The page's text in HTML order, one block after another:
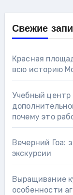
Свежие
Красная
всю историю
Учебный центр
почему это
Вечерний Гоа:
экскурсии
Выращивание
особенности